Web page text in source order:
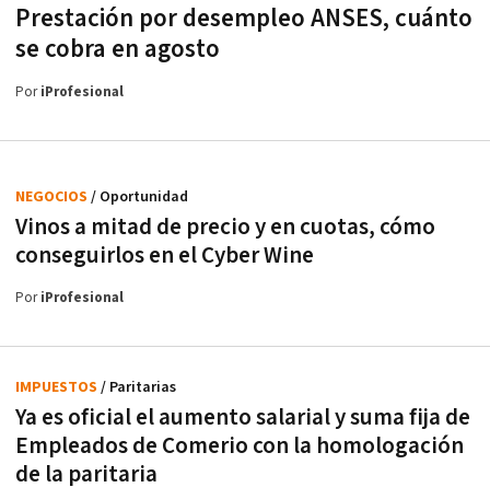
Prestación por desempleo ANSES, cuánto
se cobra en agosto
PoriProfesional
Vinos a mitad de precio y en cuotas, cómo
conseguirlos en el Cyber Wine
NEGOCIOS / Oportunidad
PoriProfesional
Ya es oficial el aumento salarial y suma fija de
Empleados de Comerio con la homologación
de la paritaria
IMPUESTOS / Paritarias